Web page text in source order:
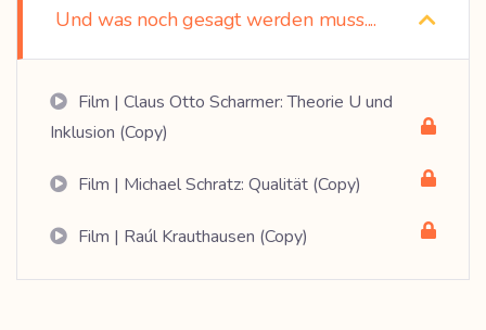
Und was noch gesagt werden muss....
Film | Claus Otto Scharmer: Theorie U und
Inklusion (Copy)
Film | Michael Schratz: Qualität (Copy)
Film | Raúl Krauthausen (Copy)